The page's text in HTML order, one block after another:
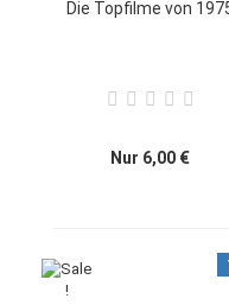
Die Topfilme von
Nur 6,00 €